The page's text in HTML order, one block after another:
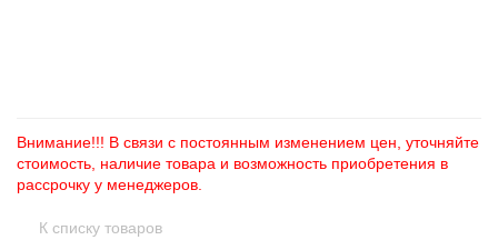
Внимание!!! В связи с постоянным изменением цен, уточняйте
стоимость, наличие товара и возможность приобретения в
рассрочку у менеджеров.
К списку товаров